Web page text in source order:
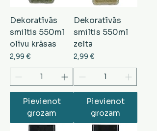
Dekoratīvās
smiltis 550ml
olīvu krāsas
Cena
2,99 €
Pievienot
grozam
Dekoratīvās
smiltis 550ml
zelta
Cena
2,99 €
Pievienot
grozam